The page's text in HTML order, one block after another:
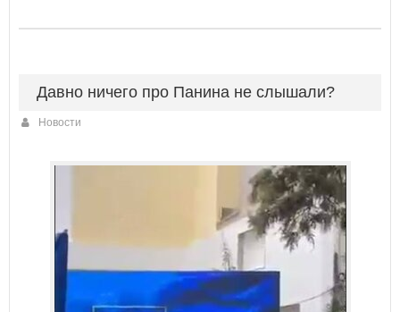
Давно ничего про Панина не слышали?
Новости